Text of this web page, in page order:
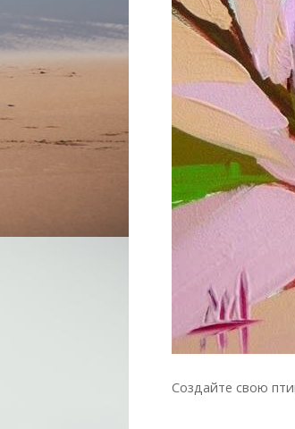
Создайте свою